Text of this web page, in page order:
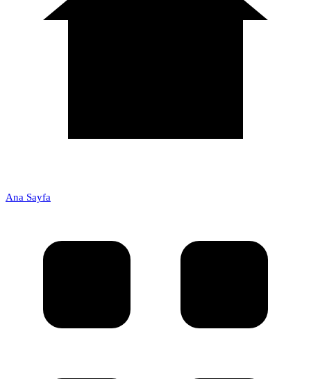
Ana Sayfa